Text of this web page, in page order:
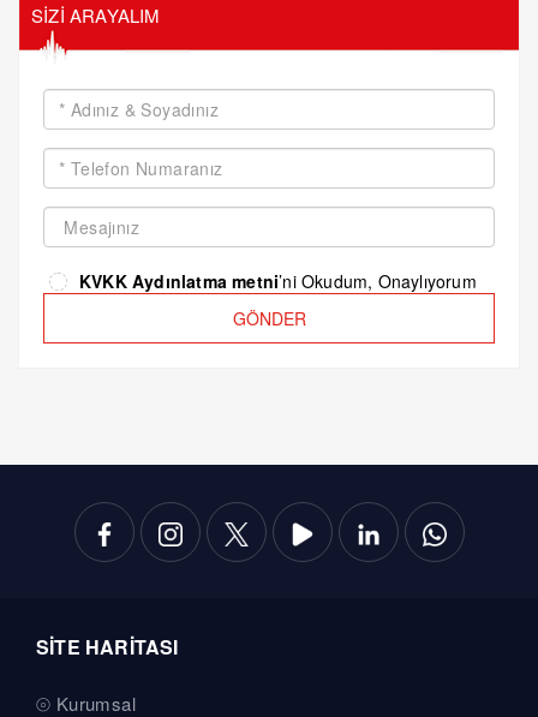
SİZİ ARAYALIM
KVKK Aydınlatma metni’ni Okudum, Onaylıyorum
GÖNDER
SİTE HARİTASI
Kurumsal